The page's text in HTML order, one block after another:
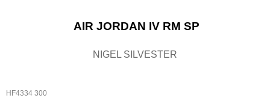
AIR JORDAN IV RM SP
NIGEL SILVESTER
HF4334 300